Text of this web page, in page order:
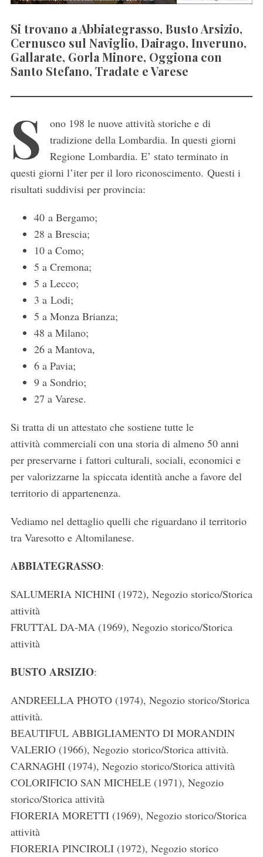
Si trovano a Abbiategrasso, Busto Arsizio,
Cernusco sul Naviglio, Dairago, Inveruno,
Gallarate, Gorla Minore, Oggiona con
Santo Stefano, Tradate e Varese
S
ono 198 le nuove attività storiche e di
tradizione della Lombardia. In questi giorni
Regione Lombardia. E’ stato terminato in
questi giorni l’iter per il loro riconoscimento. Questi i
risultati suddivisi per provincia:
40 a Bergamo;
28 a Brescia;
10 a Como;
5 a Cremona;
5 a Lecco;
3 a Lodi;
5 a Monza Brianza;
48 a Milano;
26 a Mantova,
6 a Pavia;
9 a Sondrio;
27 a Varese.
Si tratta di un attestato che sostiene tutte le
attività commerciali con una storia di almeno 50 anni
per preservarne i fattori culturali, sociali, economici e
per valorizzarne la spiccata identità anche a favore del
territorio di appartenenza.
Vediamo nel dettaglio quelli che riguardano il territorio
tra Varesotto e Altomilanese.
ABBIATEGRASSO:
SALUMERIA NICHINI (1972), Negozio storico/Storica
attività
FRUTTAL DA-MA (1969), Negozio storico/Storica
attività
BUSTO ARSIZIO:
ANDREELLA PHOTO (1974), Negozio storico/Storica
attività.
BEAUTIFUL ABBIGLIAMENTO DI MORANDIN
VALERIO (1966), Negozio storico/Storica attività.
CARNAGHI (1974), Negozio storico/Storica attività
COLORIFICIO SAN MICHELE (1971), Negozio
storico/Storica attività
FIORERIA MORETTI (1969), Negozio storico/Storica
attività
FIORERIA PINCIROLI (1972), Negozio storico